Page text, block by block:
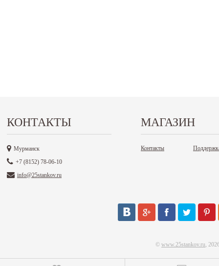
КОНТАКТЫ
Мурманск
+7 (8152) 78-06-10
info@25stankov.ru
МАГАЗИН
Контакты
© www.25stankov.ru,